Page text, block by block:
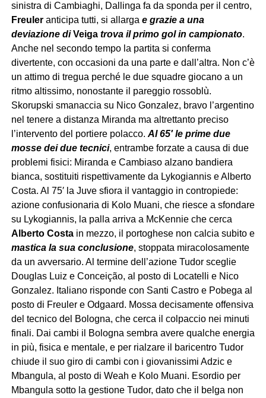
sinistra di Cambiaghi, Dallinga fa da sponda per il centro,
Freuleranticipa tutti, si allarga e grazie a una
deviazione diVeigatrova il primo gol in campionato.
Anche nel secondo tempo la partita si conferma
divertente, con occasioni da una parte e dall’altra. Non c’è
un attimo di tregua perché le due squadre giocano a un
ritmo altissimo, nonostante il pareggio rossoblù.
Skorupski smanaccia su Nico Gonzalez, bravo l’argentino
nel tenere a distanza Miranda ma altrettanto preciso
l’intervento del portiere polacco.Al 65′ le prime due
mosse dei due tecnici, entrambe forzate a causa di due
problemi fisici: Miranda e Cambiaso alzano bandiera
bianca, sostituiti rispettivamente da Lykogiannis e Alberto
Costa. Al 75′ la Juve sfiora il vantaggio in contropiede:
azione confusionaria di Kolo Muani, che riesce a sfondare
su Lykogiannis, la palla arriva a McKennie che cerca
Alberto Costain mezzo, il portoghese non calcia subito e
mastica la sua conclusione, stoppata miracolosamente
da un avversario. Al termine dell’azione Tudor sceglie
Douglas Luiz e Conceição, al posto di Locatelli e Nico
Gonzalez. Italiano risponde con Santi Castro e Pobega al
posto di Freuler e Odgaard. Mossa decisamente offensiva
del tecnico del Bologna, che cerca il colpaccio nei minuti
finali. Dai cambi il Bologna sembra avere qualche energia
in più, fisica e mentale, e per rialzare il baricentro Tudor
chiude il suo giro di cambi con i giovanissimi Adzic e
Mbangula, al posto di Weah e Kolo Muani. Esordio per
Mbangula sotto la gestione Tudor, dato che il belga non